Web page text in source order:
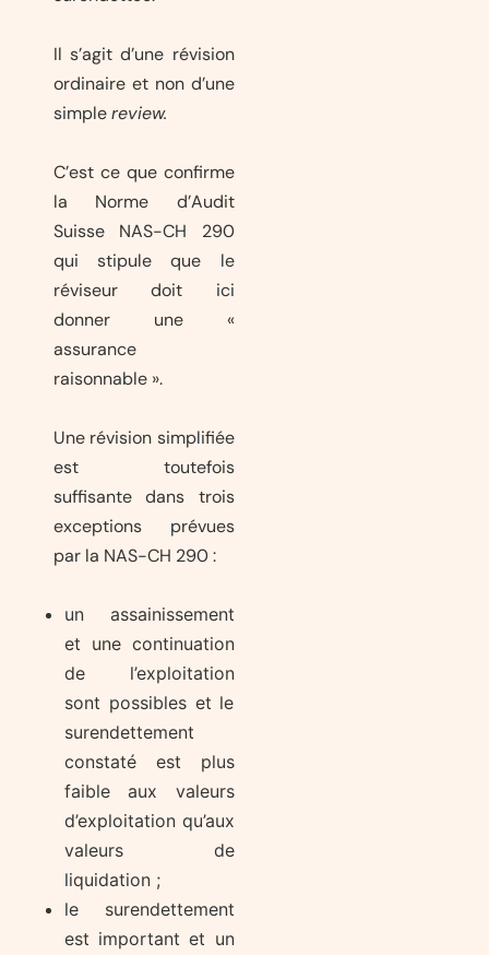
Il s’agit d’une révision
ordinaire et non d’une
simplereview.
C’est ce que confirme
la Norme d’Audit
Suisse NAS-CH 290
qui stipule que le
réviseur doit ici
donner une «
assurance
raisonnable ».
Une révision simplifiée
est toutefois
suffisante dans trois
exceptions prévues
par la NAS-CH 290 :
un assainissement
et une continuation
de l’exploitation
sont possibles et le
surendettement
constaté est plus
faible aux valeurs
d’exploitation qu’aux
valeurs de
liquidation ;
le surendettement
est important et un